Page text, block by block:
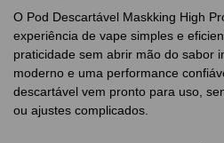
O Pod Descartável Maskking High
experiência de vape simples e
praticidade sem abrir mão do sabor
moderno e uma performance
descartável vem pronto para uso,
ou ajustes complicados.